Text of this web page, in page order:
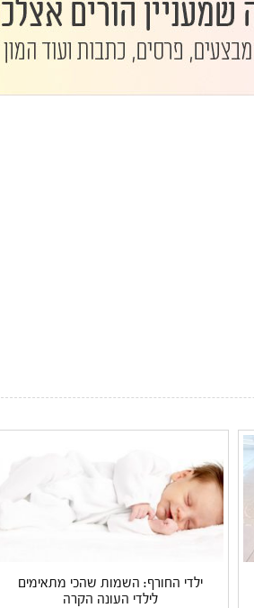
ילדי החורף: השמות שהכי מתאימים
לילדי העונה הקרה